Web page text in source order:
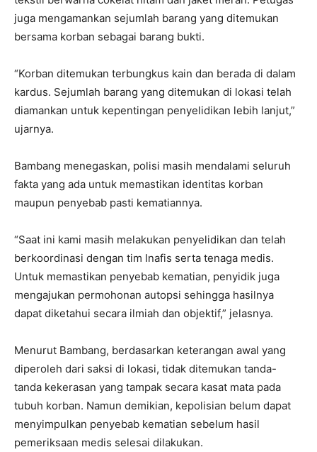
juga mengamankan sejumlah barang yang ditemukan
bersama korban sebagai barang bukti.
“Korban ditemukan terbungkus kain dan berada di dalam
kardus. Sejumlah barang yang ditemukan di lokasi telah
diamankan untuk kepentingan penyelidikan lebih lanjut,”
ujarnya.
Bambang menegaskan, polisi masih mendalami seluruh
fakta yang ada untuk memastikan identitas korban
maupun penyebab pasti kematiannya.
“Saat ini kami masih melakukan penyelidikan dan telah
berkoordinasi dengan tim Inafis serta tenaga medis.
Untuk memastikan penyebab kematian, penyidik juga
mengajukan permohonan autopsi sehingga hasilnya
dapat diketahui secara ilmiah dan objektif,” jelasnya.
Menurut Bambang, berdasarkan keterangan awal yang
diperoleh dari saksi di lokasi, tidak ditemukan tanda-
tanda kekerasan yang tampak secara kasat mata pada
tubuh korban. Namun demikian, kepolisian belum dapat
menyimpulkan penyebab kematian sebelum hasil
pemeriksaan medis selesai dilakukan.